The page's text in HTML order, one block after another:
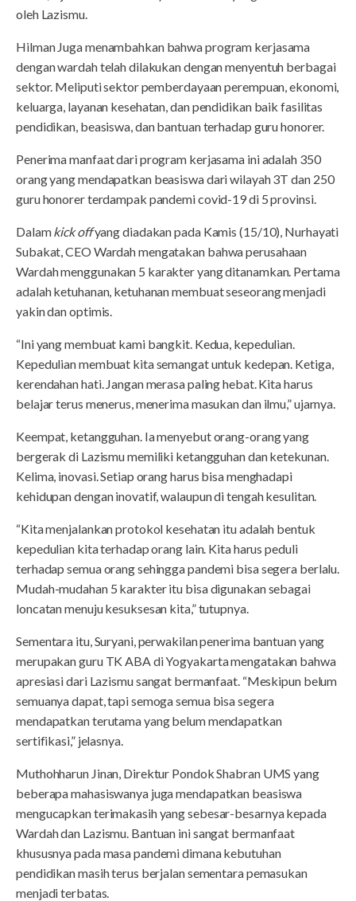
oleh Lazismu.
Hilman Juga menambahkan bahwa program kerjasama
dengan wardah telah dilakukan dengan menyentuh berbagai
sektor. Meliputi sektor pemberdayaan perempuan, ekonomi,
keluarga, layanan kesehatan, dan pendidikan baik fasilitas
pendidikan, beasiswa, dan bantuan terhadap guru honorer.
Penerima manfaat dari program kerjasama ini adalah 350
orang yang mendapatkan beasiswa dari wilayah 3T dan 250
guru honorer terdampak pandemi covid-19 di 5 provinsi.
Dalamkick offyang diadakan pada Kamis (15/10), Nurhayati
Subakat, CEO Wardah mengatakan bahwa perusahaan
Wardah menggunakan 5 karakter yang ditanamkan. Pertama
adalah ketuhanan, ketuhanan membuat seseorang menjadi
yakin dan optimis.
“Ini yang membuat kami bangkit. Kedua, kepedulian.
Kepedulian membuat kita semangat untuk kedepan. Ketiga,
kerendahan hati. Jangan merasa paling hebat. Kita harus
belajar terus menerus, menerima masukan dan ilmu,” ujarnya.
Keempat, ketangguhan. Ia menyebut orang-orang yang
bergerak di Lazismu memiliki ketangguhan dan ketekunan.
Kelima, inovasi. Setiap orang harus bisa menghadapi
kehidupan dengan inovatif, walaupun di tengah kesulitan.
“Kita menjalankan protokol kesehatan itu adalah bentuk
kepedulian kita terhadap orang lain. Kita harus peduli
terhadap semua orang sehingga pandemi bisa segera berlalu.
Mudah-mudahan 5 karakter itu bisa digunakan sebagai
loncatan menuju kesuksesan kita,” tutupnya.
Sementara itu, Suryani, perwakilan penerima bantuan yang
merupakan guru TK ABA di Yogyakarta mengatakan bahwa
apresiasi dari Lazismu sangat bermanfaat. “Meskipun belum
semuanya dapat, tapi semoga semua bisa segera
mendapatkan terutama yang belum mendapatkan
sertifikasi,” jelasnya.
Muthohharun Jinan, Direktur Pondok Shabran UMS yang
beberapa mahasiswanya juga mendapatkan beasiswa
mengucapkan terimakasih yang sebesar-besarnya kepada
Wardah dan Lazismu. Bantuan ini sangat bermanfaat
khususnya pada masa pandemi dimana kebutuhan
pendidikan masih terus berjalan sementara pemasukan
menjadi terbatas.